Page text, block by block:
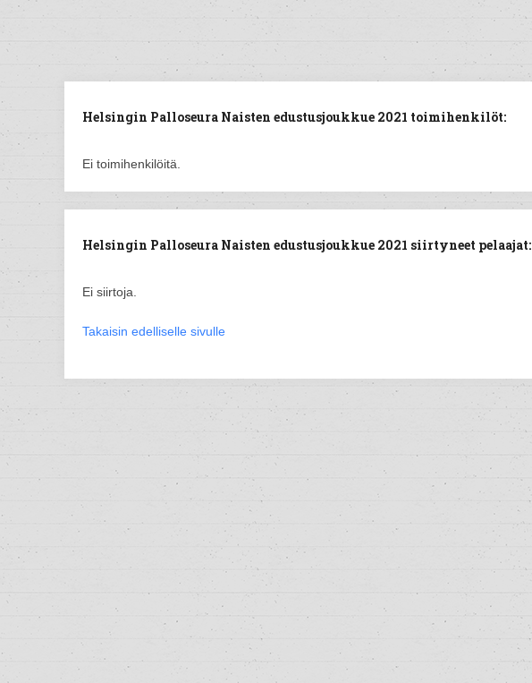
Helsingin Palloseura Naisten edustusjoukkue 2021 toimihenkilöt:
Ei toimihenkilöitä.
Helsingin Palloseura Naisten edustusjoukkue 2021 siirtyneet pelaajat:
Ei siirtoja.
Takaisin edelliselle sivulle